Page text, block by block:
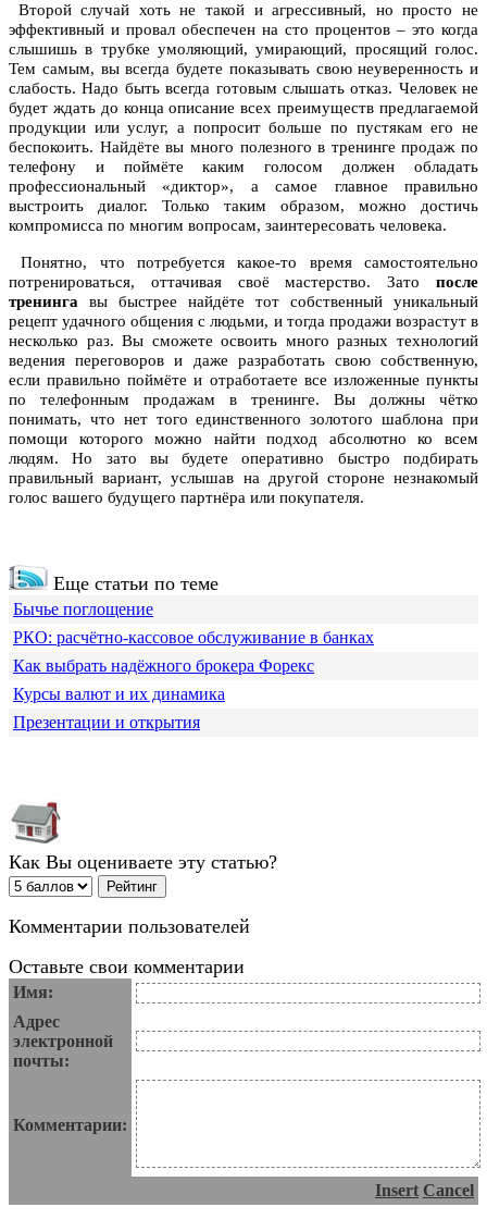
Второй случай хоть не такой и агрессивный, но просто не
эффективный и провал обеспечен на сто процентов – это когда
слышишь в трубке умоляющий, умирающий, просящий голос.
Тем самым, вы всегда будете показывать свою неуверенность и
слабость. Надо быть всегда готовым слышать отказ. Человек не
будет ждать до конца описание всех преимуществ предлагаемой
продукции или услуг, а попросит больше по пустякам его не
беспокоить. Найдёте вы много полезного в тренинге продаж по
телефону и поймёте каким голосом должен обладать
профессиональный «диктор», а самое главное правильно
выстроить диалог. Только таким образом, можно достичь
компромисса по многим вопросам, заинтересовать человека.
Понятно, что потребуется какое-то время самостоятельно
потренироваться, оттачивая своё мастерство. Зато после
тренинга вы быстрее найдёте тот собственный уникальный
рецепт удачного общения с людьми, и тогда продажи возрастут в
несколько раз. Вы сможете освоить много разных технологий
ведения переговоров и даже разработать свою собственную,
если правильно поймёте и отработаете все изложенные пункты
по телефонным продажам в тренинге. Вы должны чётко
понимать, что нет того единственного золотого шаблона при
помощи которого можно найти подход абсолютно ко всем
людям. Но зато вы будете оперативно быстро подбирать
правильный вариант, услышав на другой стороне незнакомый
голос вашего будущего партнёра или покупателя.
Еще статьи по теме
Бычье поглощение
РКО: расчётно-кассовое обслуживание в банках
Как выбрать надёжного брокера Форекс
Курсы валют и их динамика
Презентации и открытия
Как Вы оцениваете эту статью?
Комментарии пользователей
Оставьте свои комментарии
Имя:
Адрес
электронной
почты:
Комментарии:
Insert Cancel